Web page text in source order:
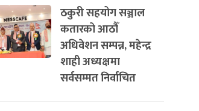
ठकुरी सहयोग सञ्जाल
कतारको आठौँ
अधिवेशन सम्पन्न, महेन्द्र
शाही अध्यक्षमा
सर्वसम्मत निर्वाचित